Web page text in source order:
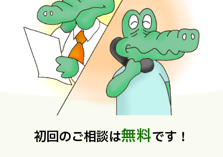
初回のご相談は無料です！